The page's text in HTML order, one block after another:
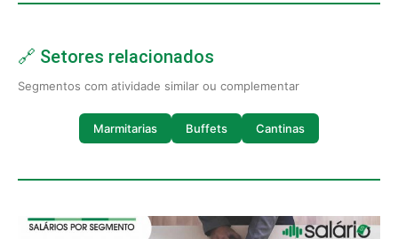
🔗 Setores relacionados
Segmentos com atividade similar ou complementar
Marmitarias Buffets Cantinas